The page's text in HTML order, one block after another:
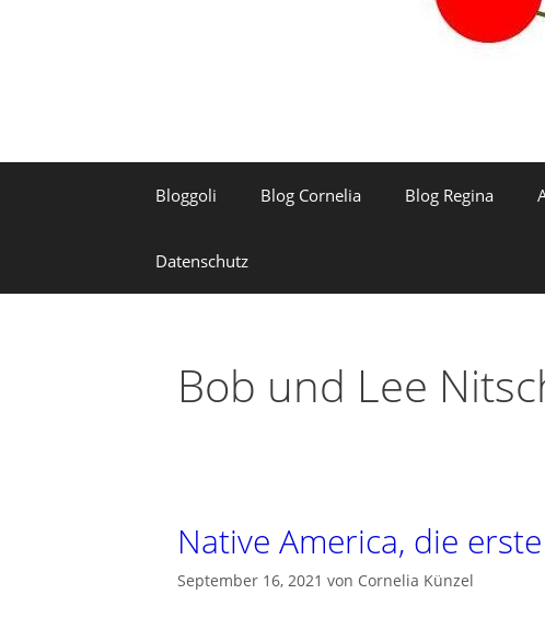
Bloggoli Blog Cornelia Blog Regina
Datenschutz
Bob und Lee
Native America, die
September 16, 2021 von Cornelia Künzel